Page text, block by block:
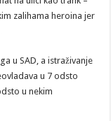
zalihama heroina jer
u SAD, a istraživanje
u 7 odsto
​​u nekim